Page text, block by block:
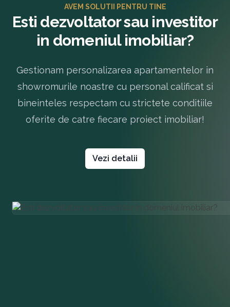
AVEM SOLUTII PENTRU TINE
Esti dezvoltator sau investitor
in domeniul imobiliar?
Gestionam personalizarea apartamentelor in
showromurile noastre cu personal calificat si
bineinteles respectam cu strictete conditiile
oferite de catre fiecare proiect imobiliar!
Vezi detalii